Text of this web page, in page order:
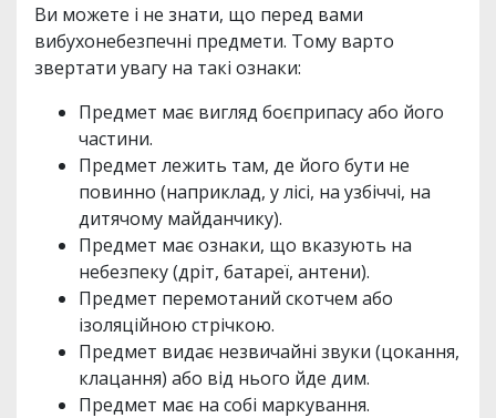
Ви можете і не знати, що перед вами
вибухонебезпечні предмети. Тому варто
звертати увагу на такі ознаки:
Предмет має вигляд боєприпасу або його
частини.
Предмет лежить там, де його бути не
повинно (наприклад, у лісі, на узбіччі, на
дитячому майданчику).
Предмет має ознаки, що вказують на
небезпеку (дріт, батареї, антени).
Предмет перемотаний скотчем або
ізоляційною стрічкою.
Предмет видає незвичайні звуки (цокання,
клацання) або від нього йде дим.
Предмет має на собі маркування.